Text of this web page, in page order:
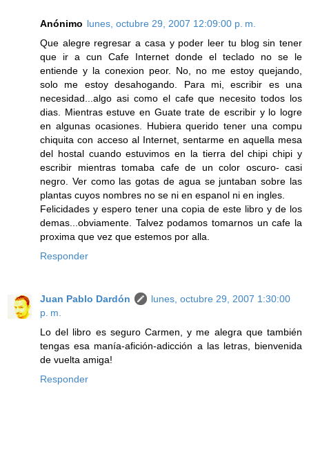
Anónimo lunes, octubre 29, 2007 12:09:00 p. m.
Que alegre regresar a casa y poder leer tu blog sin tener
que ir a cun Cafe Internet donde el teclado no se le
entiende y la conexion peor. No, no me estoy quejando,
solo me estoy desahogando. Para mi, escribir es una
necesidad...algo asi como el cafe que necesito todos los
dias. Mientras estuve en Guate trate de escribir y lo logre
en algunas ocasiones. Hubiera querido tener una compu
chiquita con acceso al Internet, sentarme en aquella mesa
del hostal cuando estuvimos en la tierra del chipi chipi y
escribir mientras tomaba cafe de un color oscuro- casi
negro. Ver como las gotas de agua se juntaban sobre las
plantas cuyos nombres no se ni en espanol ni en ingles.
Felicidades y espero tener una copia de este libro y de los
demas...obviamente. Talvez podamos tomarnos un cafe la
proxima que vez que estemos por alla.
Responder
Juan Pablo Dardón
lunes, octubre 29, 2007 1:30:00
p. m.
Lo del libro es seguro Carmen, y me alegra que también
tengas esa manía-afición-adicción a las letras, bienvenida
de vuelta amiga!
Responder